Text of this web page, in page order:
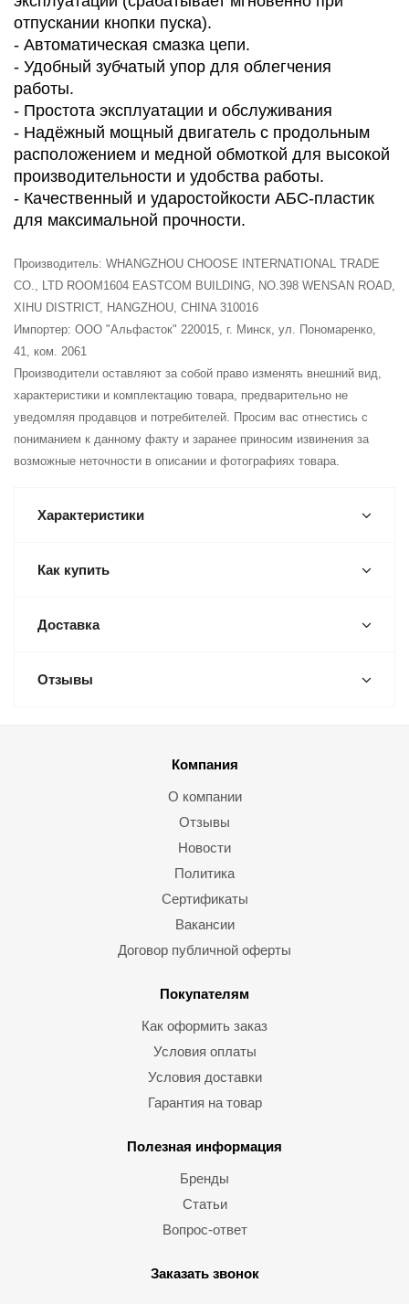
отпускании кнопки пуска).
- Автоматическая смазка цепи.
- Удобный зубчатый упор для облегчения
работы.
- Простота эксплуатации и обслуживания
- Надёжный мощный двигатель с продольным
расположением и медной обмоткой для высокой
производительности и удобства работы.
- Качественный и ударостойкости АБС-пластик
для максимальной прочности.
Производитель: WHANGZHOU CHOOSE INTERNATIONAL TRADE
CO., LTD ROOM1604 EASTCOM BUILDING, NO.398 WENSAN ROAD,
XIHU DISTRICT, HANGZHOU, CHINA 310016
Импортер: ООО "Альфасток" 220015, г. Минск, ул. Пономаренко,
41, ком. 2061
Производители оставляют за собой право изменять внешний вид,
характеристики и комплектацию товара, предварительно не
уведомляя продавцов и потребителей. Просим вас отнестись с
пониманием к данному факту и заранее приносим извинения за
возможные неточности в описании и фотографиях товара.
Характеристики
Как купить
Доставка
Отзывы
Компания
О компании
Отзывы
Новости
Политика
Сертификаты
Вакансии
Договор публичной оферты
Покупателям
Как оформить заказ
Условия оплаты
Условия доставки
Гарантия на товар
Полезная информация
Бренды
Статьи
Вопрос-ответ
Заказать звонок